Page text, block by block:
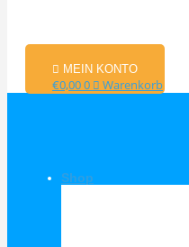
MEIN KONTO
€0,000 Warenkorb
Shop